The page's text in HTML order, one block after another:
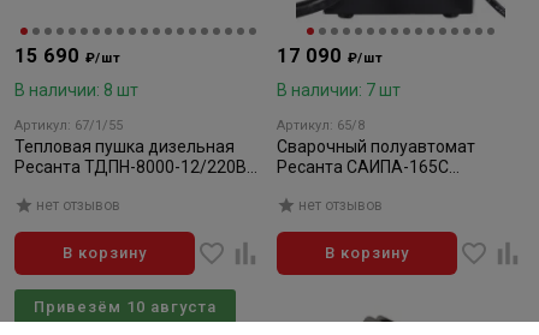
15 690 ₽/шт
В наличии: 8 шт
Артикул: 67/1/55
Тепловая пушка дизельная
Ресанта ТДПН-8000-12/220В
нет отзывов
В корзину
17 090 ₽/шт
В наличии: 7 шт
Артикул: 65/8
Сварочный полуавтомат
Ресанта САИПА-165С
нет отзывов
В корзину
Привезём 10 августа